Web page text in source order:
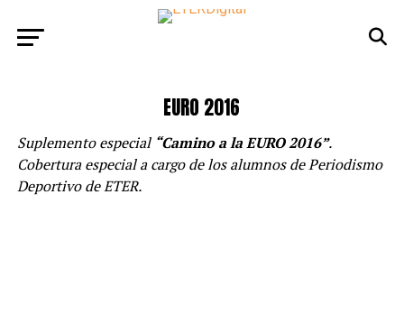
EURO 2016
Suplemento especial “Camino a la EURO 2016”.
Cobertura especial a cargo de los alumnos de Periodismo
Deportivo de ETER.